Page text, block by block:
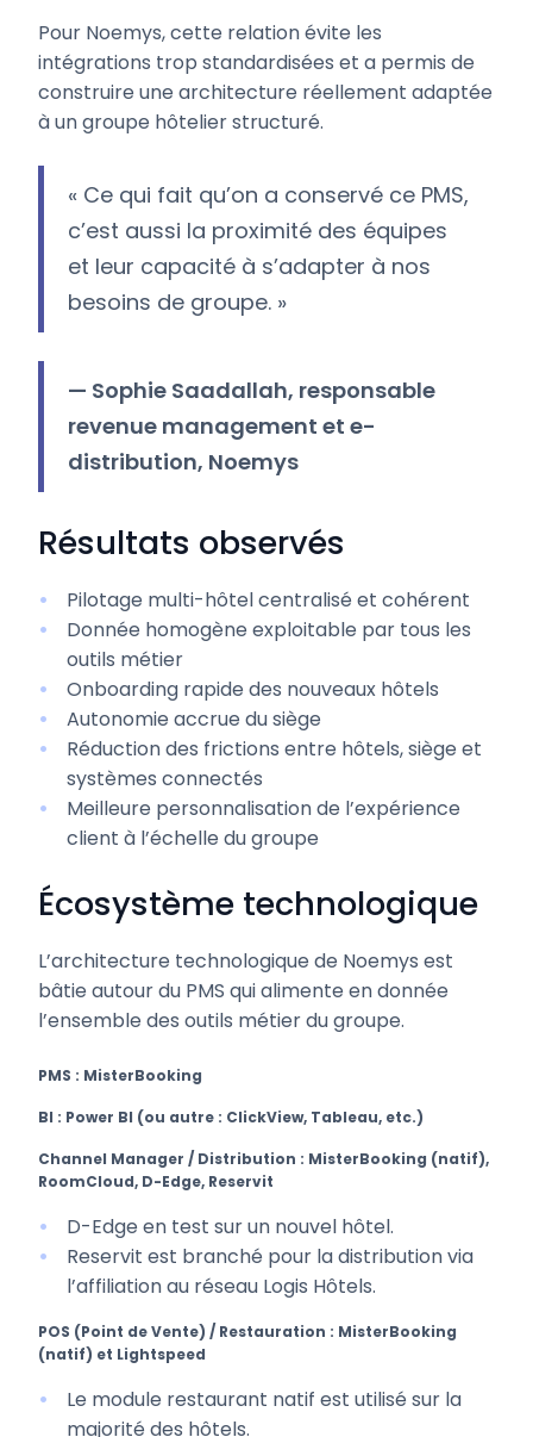
Pour Noemys, cette relation évite les
intégrations trop standardisées et a permis de
construire une architecture réellement adaptée
à un groupe hôtelier structuré.
« Ce qui fait qu’on a conservé ce PMS,
c’est aussi la proximité des équipes
et leur capacité à s’adapter à nos
besoins de groupe. »
— Sophie Saadallah, responsable
revenue management et e-
distribution, Noemys
Résultats observés
Pilotage multi-hôtel centralisé et cohérent
Donnée homogène exploitable par tous les
outils métier
Onboarding rapide des nouveaux hôtels
Autonomie accrue du siège
Réduction des frictions entre hôtels, siège et
systèmes connectés
Meilleure personnalisation de l’expérience
client à l’échelle du groupe
Écosystème technologique
L’architecture technologique de Noemys est
bâtie autour du PMS qui alimente en donnée
l’ensemble des outils métier du groupe.
PMS : MisterBooking
BI : Power BI (ou autre : ClickView, Tableau, etc.)
Channel Manager / Distribution : MisterBooking (natif),
RoomCloud, D-Edge, Reservit
D-Edge en test sur un nouvel hôtel.
Reservit est branché pour la distribution via
l’affiliation au réseau Logis Hôtels.
POS (Point de Vente) / Restauration : MisterBooking
(natif) et Lightspeed
Le module restaurant natif est utilisé sur la
majorité des hôtels.